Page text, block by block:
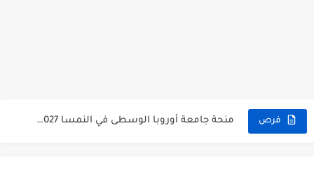
فرص منحة جامعة أوروبا الوسطى في النمسا 2027 | تمويل يصل...